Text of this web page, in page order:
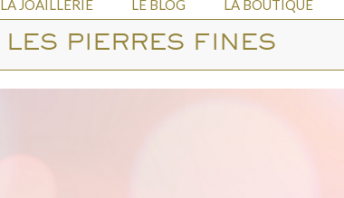
LA JOAILLERIE LE BLOG LA BOUTIQUE
LES PIERRES FINES